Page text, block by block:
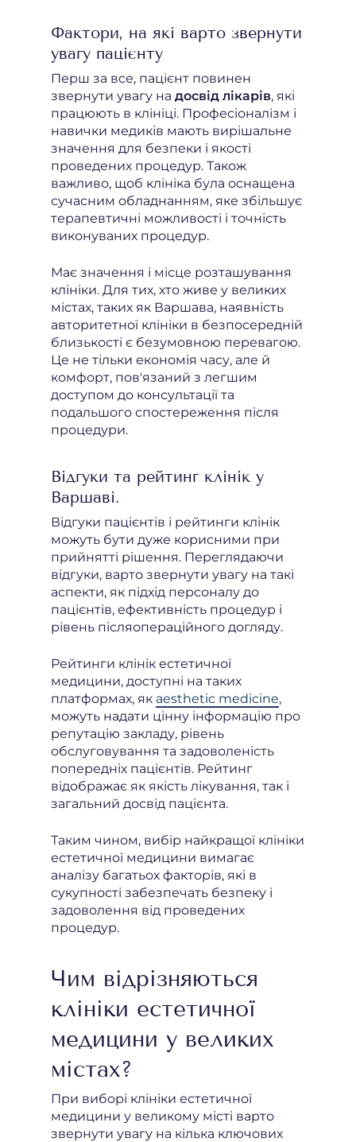
Фактори, на які варто звернути
увагу пацієнту
Перш за все, пацієнт повинен
звернути увагу на досвід лікарів, які
працюють в клініці. Професіоналізм і
навички медиків мають вирішальне
значення для безпеки і якості
проведених процедур. Також
важливо, щоб клініка була оснащена
сучасним обладнанням, яке збільшує
терапевтичні можливості і точність
виконуваних процедур.
Має значення і місце розташування
клініки. Для тих, хто живе у великих
містах, таких як Варшава, наявність
авторитетної клініки в безпосередній
близькості є безумовною перевагою.
Це не тільки економія часу, але й
комфорт, пов'язаний з легшим
доступом до консультації та
подальшого спостереження після
процедури.
Відгуки та рейтинг клінік у
Варшаві.
Відгуки пацієнтів і рейтинги клінік
можуть бути дуже корисними при
прийнятті рішення. Переглядаючи
відгуки, варто звернути увагу на такі
аспекти, як підхід персоналу до
пацієнтів, ефективність процедур і
рівень післяопераційного догляду.
Рейтинги клінік естетичної
медицини, доступні на таких
платформах, як aesthetic medicine,
можуть надати цінну інформацію про
репутацію закладу, рівень
обслуговування та задоволеність
попередніх пацієнтів. Рейтинг
відображає як якість лікування, так і
загальний досвід пацієнта.
Таким чином, вибір найкращої клініки
естетичної медицини вимагає
аналізу багатьох факторів, які в
сукупності забезпечать безпеку і
задоволення від проведених
процедур.
Чим відрізняються
клініки естетичної
медицини у великих
містах?
При виборі клініки естетичної
медицини у великому місті варто
звернути увагу на кілька ключових